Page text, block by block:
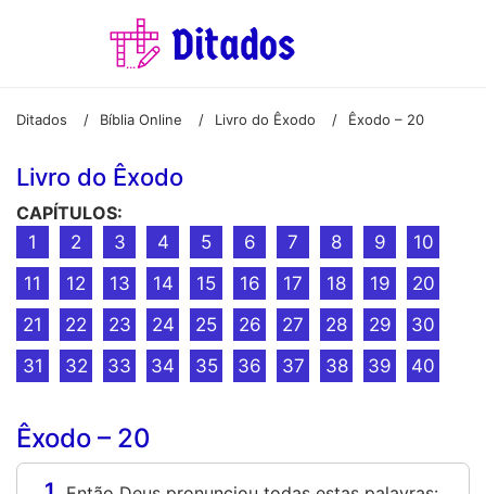
Ditados / Bíblia Online / Livro do Êxodo / Êxodo – 20
Livro do Êxodo
CAPÍTULOS:
1
2 3 4 5 6 7 8 9
10
11
12 13 14 15 16 17 18 19
20
21
22 23 24 25 26 27 28 29
30
31
32 33 34 35 36 37 38 39 40
Êxodo – 20